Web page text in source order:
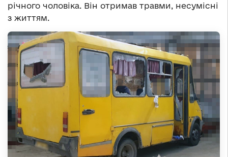
річного чоловіка. Він отримав травми, несумісні
з життям.